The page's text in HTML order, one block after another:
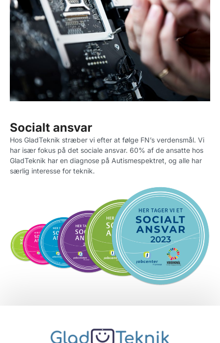
Socialt ansvar
Hos GladTeknik stræber vi efter at følge FN’s verdensmål. Vi
har især fokus på det sociale ansvar. 60% af de ansatte hos
GladTeknik har en diagnose på Autismespektret, og alle har
særlig interesse for teknik.